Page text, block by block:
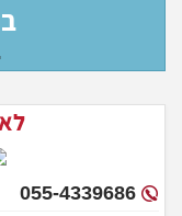
055-4339686